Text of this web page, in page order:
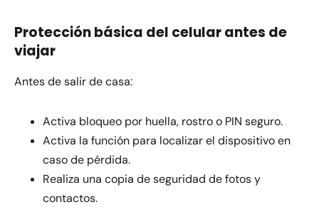
Protección básica del celular antes de
viajar
Antes de salir de casa:
Activa bloqueo por huella, rostro o PIN seguro.
Activa la función para localizar el dispositivo en
caso de pérdida.
Realiza una copia de seguridad de fotos y
contactos.